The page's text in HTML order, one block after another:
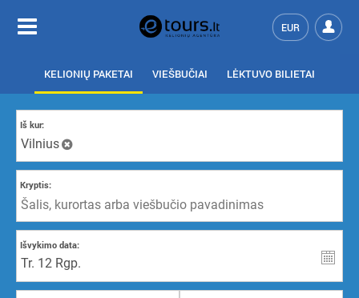
EUR
KELIONIŲ PAKETAI VIEŠBUČIAI LĖKTUVO BILIETAI
Iš kur:
Vilnius
Kryptis:
Išvykimo data: